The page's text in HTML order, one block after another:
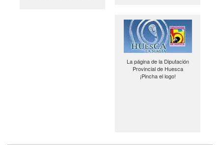
La página de la Diputación
Provincial de Huesca
¡Pincha el logo!